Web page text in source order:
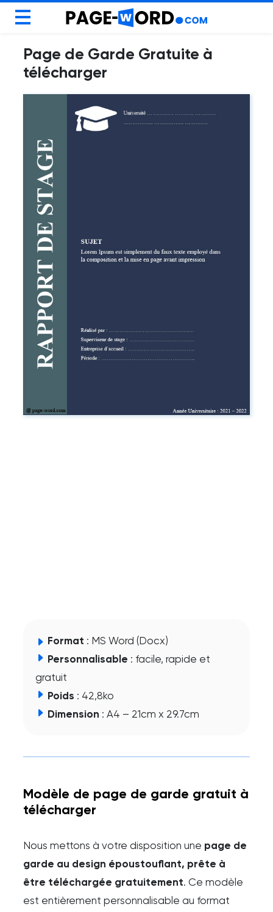
Blog
Page de Garde Gratuite à
télécharger
Format : MS Word (Docx)
Personnalisable : facile, rapide et
gratuit
Poids : 42,8ko
Dimension : A4 – 21cm x 29.7cm
Modèle de page de garde gratuit à
télécharger
Nous mettons à votre disposition une page de
garde au design époustouflant, prête à
être téléchargée gratuitement. Ce modèle
est entièrement personnalisable au format